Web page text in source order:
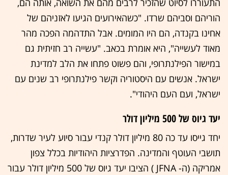
התעוררו לסיוט שהזכיר לרבים מהם את השואה, אותה הם,
הוריהם וסביהם שרדו. "כשהאירועים הגיעו לאזניהם של
אחינו בקנדה, הם היו המומים. אבל התדהמה הפכה מהר
מאוד לעשייה", היא אומרת בכאב. "עשייה רב חזיתית גם
במישור הפילנתרופי, והם פשוט פתחו את הלב למדינת
ישראל. אנשים עם היסטוריה וקשר פילנתרופי רב שנים עם
ישראל, ועם העם היהודי".
יעד גיוס של 500 מיליון דולר
יחד גייסו עד כה 80 מיליון דולר קנדי עבור סיוע לעיר שדרות,
תושבי העוטף והמדינה. הפדרציות היהודיות בכלל צפון
אמריקה (ה- JFNA ) הציבו יעד גיוס של 500 מיליון דולר עבור